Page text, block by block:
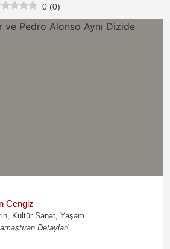
0 (0)
Cengiz
Kültür Sanat, Yaşam
Detaylar!